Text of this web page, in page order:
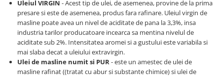
Uleiul VIRGIN - Acest tip de ulei, de asemenea, provine de la prima
presare si este de asemenea, produs fara rafinare. Uleiul virgin de
masline poate avea un nivel de aciditate de pana la 3,3%, insa
industria tarilor producatoare incearca sa mentina nivelul de
aciditate sub 2%. Intensitatea aromei si a gustului este variabila si
mai slaba decat a uleiului extravirgin.
Ulei de masline numit si PUR- este un amestec de ulei de
masline rafinat ((tratat cu abur si substante chimice) si ulei de